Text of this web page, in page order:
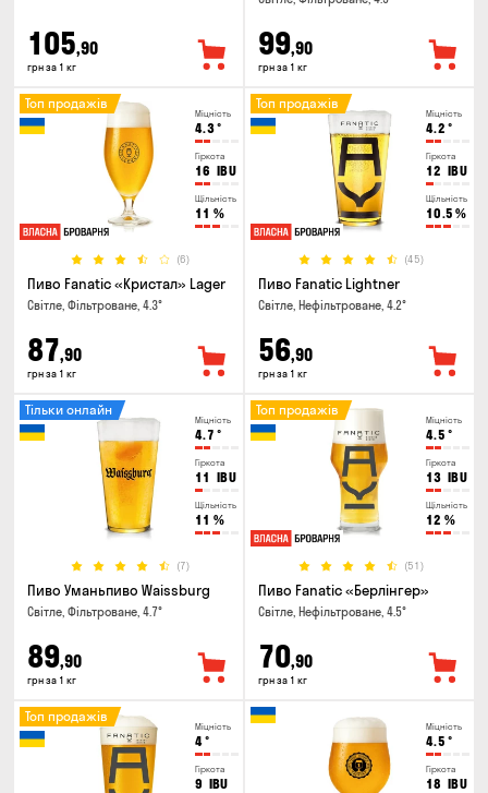
105,90
грн за 1 кг
99,90
грн за 1 кг
Міцність
4.3°
Гіркота
16 IBU
Щільність
11 %
(6)
Топ продажів
Пиво Fanatic «Кристал» Lager
Світле, Фільтроване, 4.3°
87,90
грн за 1 кг
Міцність
4.2 °
Гіркота
12 IBU
Щільність
10.5 %
(45)
Топ продажів
Пиво Fanatic Lightner
Світле, Нефільтроване, 4.2°
56,90
грн за 1 кг
Міцність
4.7 °
Гіркота
11 IBU
Щільність
11 %
(7)
Тільки онлайн
Пиво Уманьпиво Waissburg
Світле, Фільтроване, 4.7°
89,90
грн за 1 кг
Міцність
4.5 °
Гіркота
13 IBU
Щільність
12 %
(51)
Топ продажів
Пиво Fanatic «Берлінгер»
Світле, Нефільтроване, 4.5°
70,90
грн за 1 кг
Міцність
4°
Гіркота
9 IBU
Топ продажів
Міцність
4.5 °
Гіркота
18 IBU